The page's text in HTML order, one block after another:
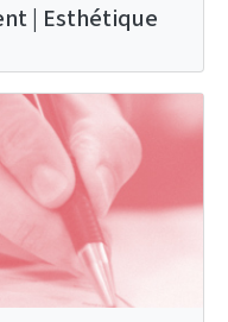
| Esthétique